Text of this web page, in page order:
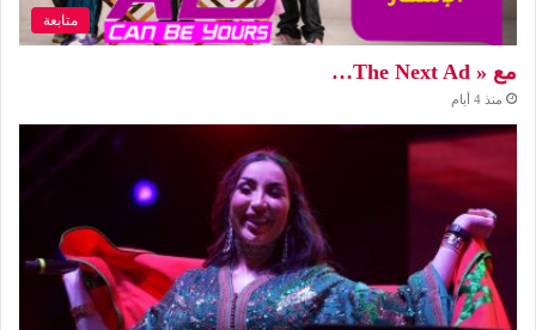
متابعة
مع « The Next Ad…
منذ 4 أيام